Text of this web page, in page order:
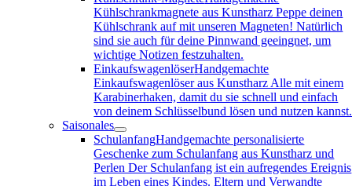
Kühlschrankmagnete aus Kunstharz Peppe deinen
Kühlschrank auf mit unseren Magneten! Natürlich
sind sie auch für deine Pinnwand geeingnet, um
wichtige Notizen festzuhalten.
EinkaufswagenlöserHandgemachte
Einkaufswagenlöser aus Kunstharz Alle mit einem
Karabinerhaken, damit du sie schnell und einfach
von deinem Schlüsselbund lösen und nutzen kannst.
Saisonales
SchulanfangHandgemachte personalisierte
Geschenke zum Schulanfang aus Kunstharz und
Perlen Der Schulanfang ist ein aufregendes Ereignis
im Leben eines Kindes. Eltern und Verwandte